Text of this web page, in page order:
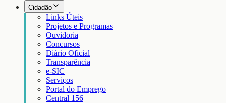
Cidadão
Links Úteis
Projetos e Programas
Ouvidoria
Concursos
Diário Oficial
Transparência
e-SIC
Serviços
Portal do Emprego
Central 156